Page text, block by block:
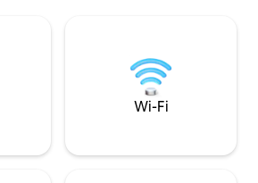
Wi-Fi